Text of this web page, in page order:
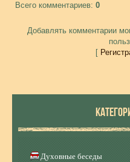
Всего комментариев: 0
Добавлять комментарии
[
Духовные беседы